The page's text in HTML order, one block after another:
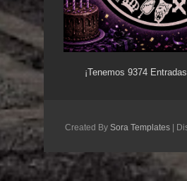
¡Tenemos 9374
Created By Sora Templates |